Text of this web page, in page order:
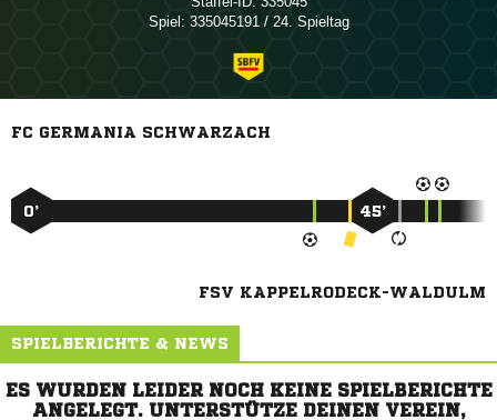
Spiel: 335045191 / 24. Spieltag
FC GERMANIA SCHWARZACH
0’ 45’
FSV KAPPELRODECK-WALDULM
SPIELBERICHTE & NEWS
ES WURDEN LEIDER NOCH KEINE SPIELBERICHTE
ANGELEGT. UNTERSTÜTZE DEINEN VEREIN,